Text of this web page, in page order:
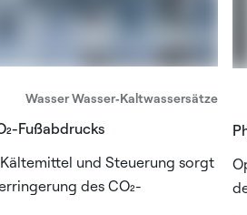
Wasser Wasser‑Kaltwassersätze
Fußabdrucks
und Steuerung sorgt
des CO₂-